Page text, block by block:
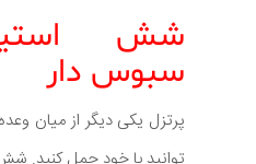
شش
سبوس دار
پرتزل یکی دیگر از میان